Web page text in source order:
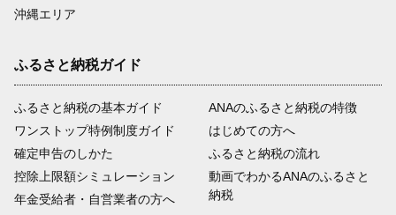
沖縄エリア
ふるさと納税ガイド
ふるさと納税の基本ガイド
ワンストップ特例制度ガイド
確定申告のしかた
控除上限額シミュレーション
年金受給者・自営業者の方へ
ANAのふるさと納税の特徴
はじめての方へ
ふるさと納税の流れ
動画でわかるANAのふるさと
納税